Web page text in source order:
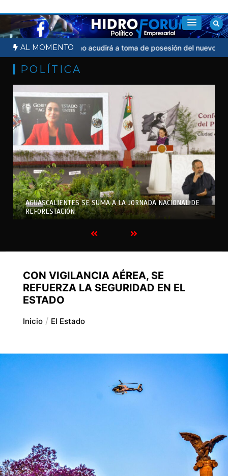
al
contenido
AL MOMENTO
Sheinbaum no acudirá a toma de posesión del nuevo
POLÍTICA
AGUASCALIENTES SE SUMA A LA JORNADA NACIONAL DE
REFORESTACIÓN
CON VIGILANCIA AÉREA, SE
REFUERZA LA SEGURIDAD EN EL
ESTADO
Inicio El Estado